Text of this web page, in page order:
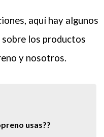
aquí hay algunos
los productos
y nosotros.
usas??